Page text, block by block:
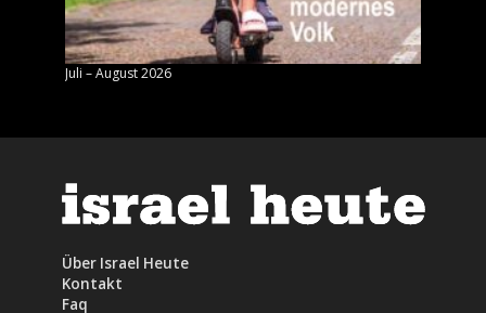
Juli – August 2026
Über Israel Heute
Kontakt
Faq